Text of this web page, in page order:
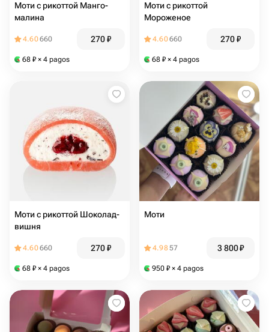
Моти с рикоттой Манго-
малина
4.60660 270₽
68 ₽ × 4 pagos
Моти с рикоттой
Мороженое
4.60660 270₽
68 ₽ × 4 pagos
Моти с рикоттой Шоколад-
вишня
4.60660 270₽
68 ₽ × 4 pagos
Моти
4.9857 3 800₽
950 ₽ × 4 pagos